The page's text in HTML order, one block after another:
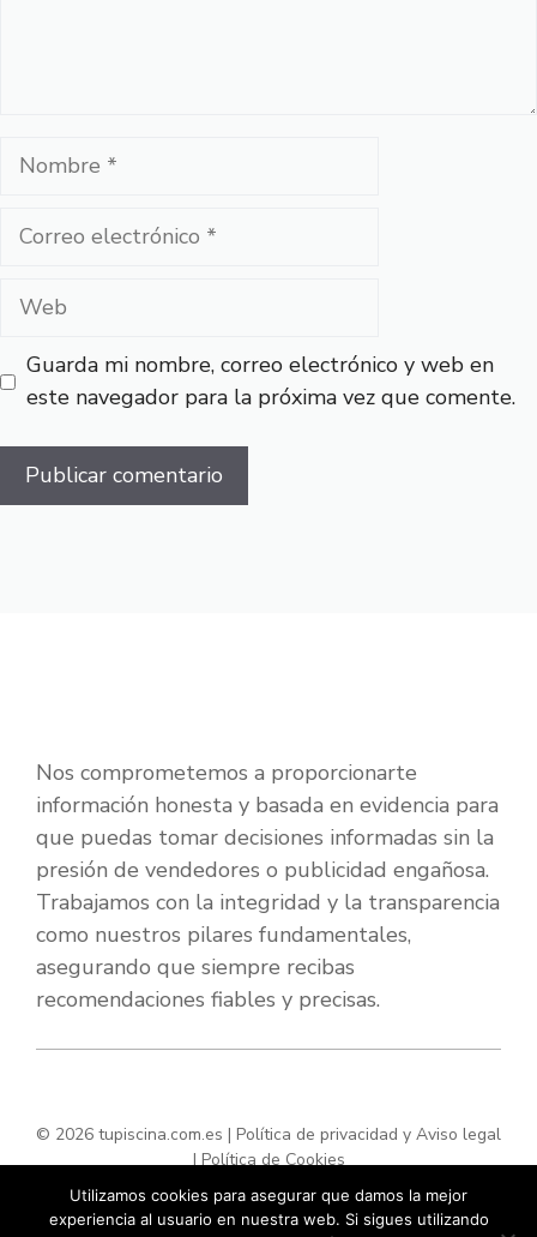
Nombre
Correo
Web
Guarda mi nombre, correo electrónico y web en
este navegador para la próxima vez que comente.
Nos comprometemos a proporcionarte
información honesta y basada en evidencia para
que puedas tomar decisiones informadas sin la
presión de vendedores o publicidad engañosa.
Trabajamos con la integridad y la transparencia
como nuestros pilares fundamentales,
asegurando que siempre recibas
recomendaciones fiables y precisas.
© 2026 tupiscina.com.es | Política de privacidad y Aviso legal
|Política de Cookies
Utilizamos cookies para asegurar que damos la mejor
experiencia al usuario en nuestra web. Si sigues utilizando